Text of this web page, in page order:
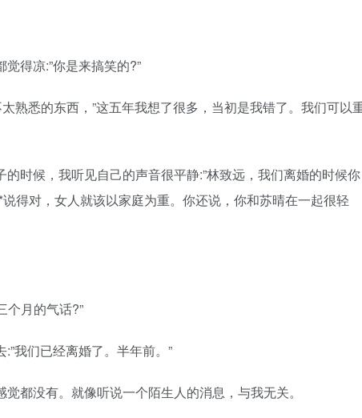
得凉:”你是来搞笑的?”
悉的东西，”这五年我想了很多，当初是我错了。我们可以
候，我听见自己的声音很平静:”林致远，我们离婚的时候你
得对，女人就该以家庭为重。你还说，你和苏晴在一起很轻
月的气话?”
我们已经离婚了。半年前。”
没有。就像听说一个陌生人的消息，与我无关。